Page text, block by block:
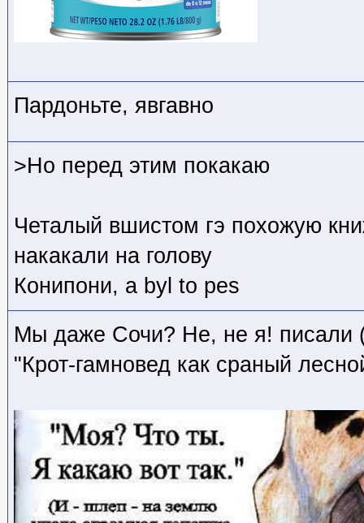
Пардоньте, явгавно
>Но перед этим покакаю
Четалый вшистом гэ похожую
накакали на голову
Конипони, a byl to pes
Мы даже Сочи? Не, не я! писали
"Крот-гамновед как сраный